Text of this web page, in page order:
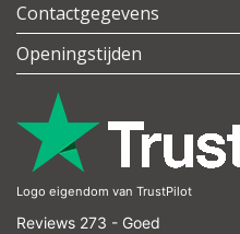
Contactgegevens
Openingstijden
Logo eigendom van TrustPilot
Reviews 273 - Goed